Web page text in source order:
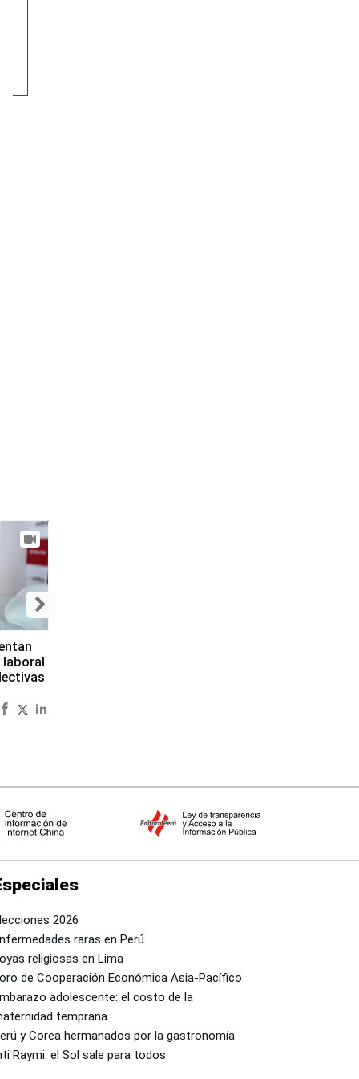
2026
raras en Perú
religiosas en Lima
de Cooperación Económica Asia-Pacífico
adolescente: el costo de la
temprana
y Corea hermanados por la gastronomía
Raymi: el Sol sale para todos